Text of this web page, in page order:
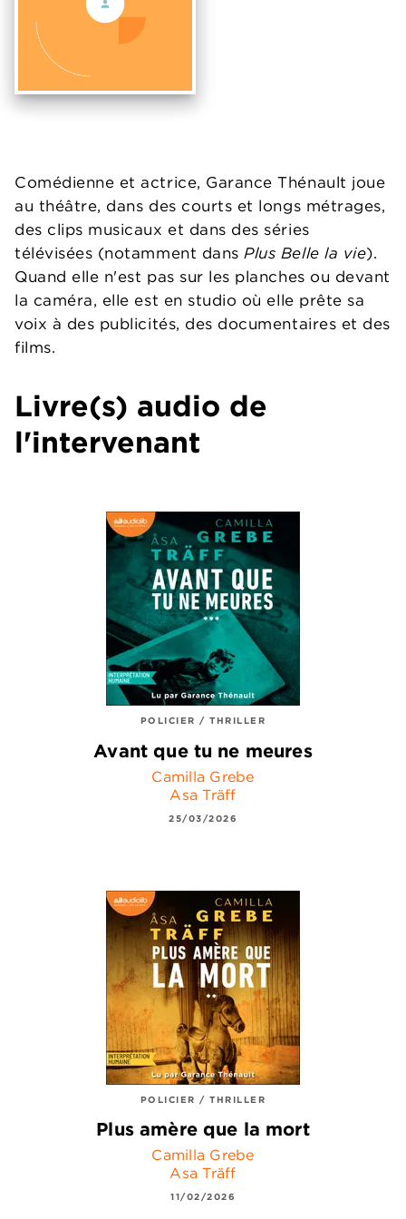
Comédienne et actrice, Garance Thénault joue
au théâtre, dans des courts et longs métrages,
des clips musicaux et dans des séries
télévisées (notamment dansPlus Belle la vie).
Quand elle n'est pas sur les planches ou devant
la caméra, elle est en studio où elle prête sa
voix à des publicités, des documentaires et des
films.
Livre(s) audio de
l'intervenant
POLICIER / THRILLER
Avant que tu ne meures
Camilla Grebe
Asa Träff
25/03/2026
POLICIER / THRILLER
Plus amère que la mort
Camilla Grebe
Asa Träff
11/02/2026